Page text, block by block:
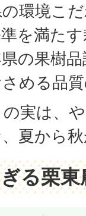
環境こ
を満た
の果樹
める品
実は、
夏から
る栗東